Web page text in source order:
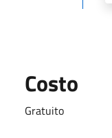
Costo
Gratuito